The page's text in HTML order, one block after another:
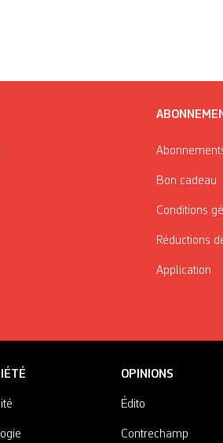
Bon cadeau
Conditions
Réductions
Application
OPINIONS
Édito
Contrechamp